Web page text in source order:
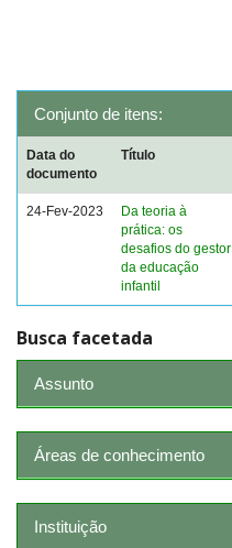
Conjunto de itens:
Data do
documento
Título
24-Fev-2023
Da teoria à
prática: os
desafios do gestor
da educação
infantil
Busca facetada
Assunto
Áreas de conhecimento
Instituição